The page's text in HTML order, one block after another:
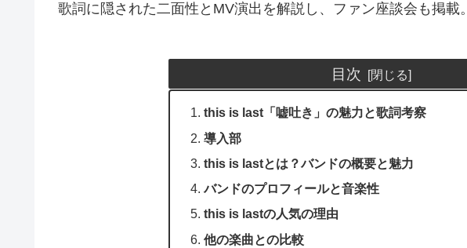
歌詞に隠された二面性とMV演出を解説し、ファン座談会も掲載。
目次
this is last「嘘吐き」の魅力と歌詞考察
導入部
this is lastとは？バンドの概要と魅力
バンドのプロフィールと音楽性
this is lastの人気の理由
他の楽曲との比較